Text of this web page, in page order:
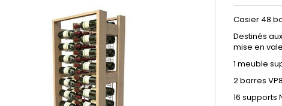
Casier 48
Destinés
mise en
1 meuble
2 barres
16 supports